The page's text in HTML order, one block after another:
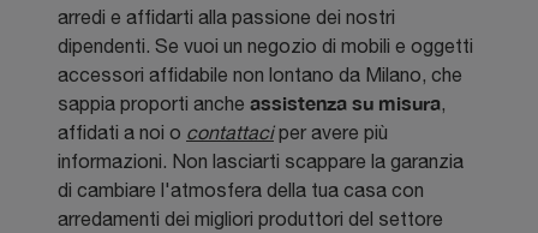
arredi e affidarti alla passione dei nostri
dipendenti. Se vuoi un negozio di mobili e oggetti
accessori affidabile non lontano da Milano, che
sappia proporti anche assistenza su misura,
affidati a noi o contattaciper avere più
informazioni. Non lasciarti scappare la garanzia
di cambiare l'atmosfera della tua casa con
arredamenti dei migliori produttori del settore